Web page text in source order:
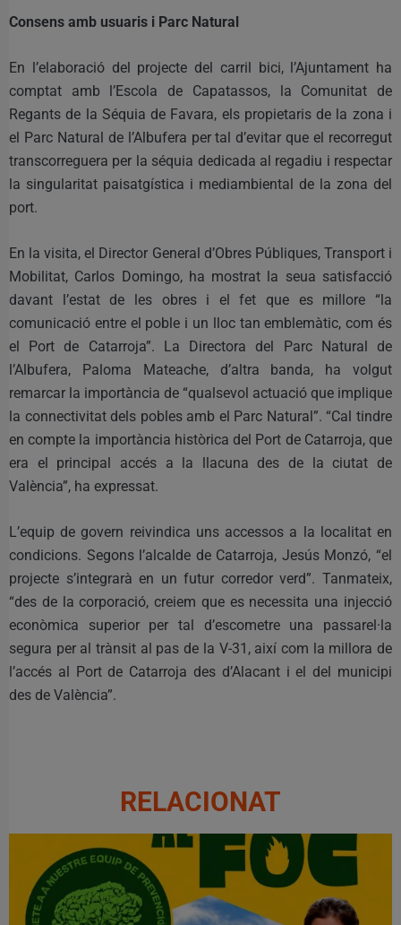
Consens amb usuaris i Parc Natural
En l’elaboració del projecte del carril bici, l’Ajuntament ha
comptat amb l’Escola de Capatassos, la Comunitat de
Regants de la Séquia de Favara, els propietaris de la zona i
el Parc Natural de l’Albufera per tal d’evitar que el recorregut
transcorreguera per la séquia dedicada al regadiu i respectar
la singularitat paisatgística i mediambiental de la zona del
port.
En la visita, el Director General d’Obres Públiques, Transport i
Mobilitat, Carlos Domingo, ha mostrat la seua satisfacció
davant l’estat de les obres i el fet que es millore “la
comunicació entre el poble i un lloc tan emblemàtic, com és
el Port de Catarroja”. La Directora del Parc Natural de
l’Albufera, Paloma Mateache, d’altra banda, ha volgut
remarcar la importància de “qualsevol actuació que implique
la connectivitat dels pobles amb el Parc Natural”. “Cal tindre
en compte la importància històrica del Port de Catarroja, que
era el principal accés a la llacuna des de la ciutat de
València”, ha expressat.
L’equip de govern reivindica uns accessos a la localitat en
condicions. Segons l’alcalde de Catarroja, Jesús Monzó, “el
projecte s’integrarà en un futur corredor verd”. Tanmateix,
“des de la corporació, creiem que es necessita una injecció
econòmica superior per tal d’escometre una passarel·la
segura per al trànsit al pas de la V-31, així com la millora de
l’accés al Port de Catarroja des d’Alacant i el del municipi
des de València”.
RELACIONAT